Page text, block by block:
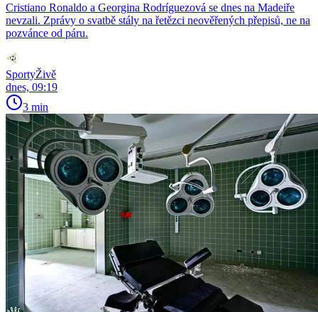
Cristiano Ronaldo a Georgina Rodríguezová se dnes na Madeiře
nevzali. Zprávy o svatbě stály na řetězci neověřených přepisů, ne na
pozvánce od páru.
SportyŽivě
dnes, 09:19
3 min